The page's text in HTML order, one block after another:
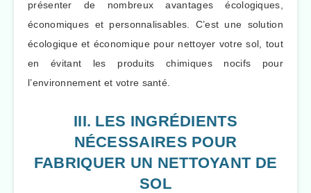
présenter de nombreux avantages écologiques,
économiques et personnalisables. C’est une solution
écologique et économique pour nettoyer votre sol, tout
en évitant les produits chimiques nocifs pour
l’environnement et votre santé.
III. LES INGRÉDIENTS
NÉCESSAIRES POUR
FABRIQUER UN NETTOYANT DE
SOL